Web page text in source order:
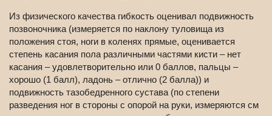
Из физического качества гибкость оценивал подвижность
позвоночника (измеряется по наклону туловища из
положения стоя, ноги в коленях прямые, оценивается
степень касания пола различными частями кисти – нет
касания – удовлетворительно или 0 баллов, пальцы –
хорошо (1 балл), ладонь – отлично (2 балла)) и
подвижность тазобедренного сустава (по степени
разведения ног в стороны с опорой на руки, измеряются см